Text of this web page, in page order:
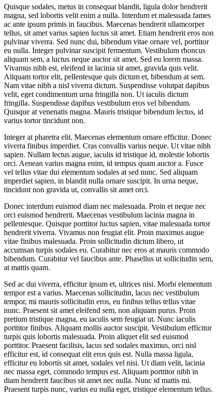
Quisque sodales, metus in consequat blandit, ligula dolor hendrerit
magna, sed lobortis velit enim a nulla. Interdum et malesuada fames
ac ante ipsum primis in faucibus. Maecenas hendrerit ullamcorper
tellus, sit amet varius sapien luctus sit amet. Etiam hendrerit eros non
pulvinar viverra. Sed nunc dui, bibendum vitae ornare vel, porttitor
eu nulla. Integer pulvinar suscipit fermentum. Vestibulum rhoncus
aliquam sem, a luctus neque auctor sit amet. Sed eu lorem massa.
Vivamus nibh est, eleifend in lacinia sit amet, gravida quis velit.
Aliquam tortor elit, pellentesque quis dictum et, bibendum at sem.
Nam vitae nibh a nisl viverra dictum. Suspendisse volutpat dapibus
velit, eget condimentum urna fringilla non. Ut iaculis dictum
fringilla. Suspendisse dapibus vestibulum eros vel bibendum.
Quisque at venenatis magna. Mauris tristique bibendum lectus, id
varius tortor tincidunt non.
Integer at pharetra elit. Maecenas elementum ornare efficitur. Donec
viverra finibus imperdiet. Cras convallis varius neque. Ut vitae nibh
sapien. Nullam lectus augue, iaculis id tristique id, molestie lobortis
orci. Aenean varius magna enim, id tempus quam auctor a. Fusce
vel tellus vitae dui elementum sodales at sed nunc. Sed aliquam
imperdiet sapien, in blandit nulla ornare suscipit. In urna neque,
tincidunt non gravida ut, convallis sit amet orci.
Donec interdum euismod diam nec malesuada. Proin et neque nec
orci euismod hendrerit. Maecenas vestibulum lacinia magna in
pellentesque. Quisque porttitor luctus sapien, vitae malesuada tortor
hendrerit viverra. Vivamus non feugiat elit. Proin maximus augue
vitae finibus malesuada. Proin sollicitudin dictum libero, ut
accumsan turpis sodales eu. Curabitur nec eros at mauris commodo
bibendum. Curabitur vel faucibus ante. Phasellus ut sollicitudin sem,
at mattis quam.
Sed ac dui viverra, efficitur ipsum et, ultrices nisi. Morbi elementum
tempor est a varius. Maecenas sollicitudin, lacus nec vestibulum
tempor, mi mauris sollicitudin eros, eu finibus tellus tellus vitae
nunc. Praesent sit amet eleifend sem, non aliquam purus. Proin
pretium tristique magna, eu iaculis sem feugiat ut. Nunc iaculis
porttitor finibus. Aliquam mollis auctor suscipit. Vestibulum efficitur
turpis quis lobortis malesuada. Proin aliquet elit sed euismod
porttitor. Praesent facilisis, lacus sed sodales maximus, orci nisl
efficitur est, id consequat elit eros quis est. Nulla massa ligula,
efficitur eu lobortis sit amet, sodales vel nisi. Ut diam velit, lacinia
nec massa eget, commodo tempus est. Aliquam porttitor nibh in
diam hendrerit faucibus sit amet nec nulla. Nunc id mattis mi.
Praesent turpis nunc, varius eu nulla eget, tristique elementum tellus.